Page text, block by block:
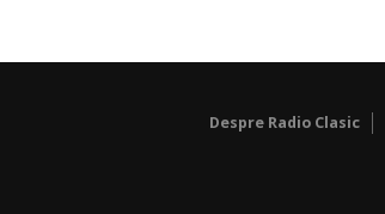
Despre Radio Clasic